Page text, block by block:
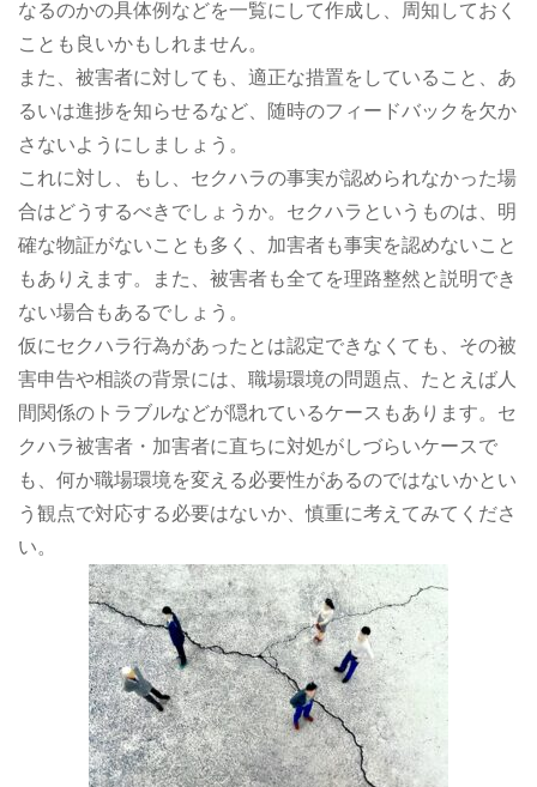
なるのかの具体例などを一覧にして作成し、周知しておく
ことも良いかもしれません。
また、被害者に対しても、適正な措置をしていること、あ
るいは進捗を知らせるなど、随時のフィードバックを欠か
さないようにしましょう。
これに対し、もし、セクハラの事実が認められなかった場
合はどうするべきでしょうか。セクハラというものは、明
確な物証がないことも多く、加害者も事実を認めないこと
もありえます。また、被害者も全てを理路整然と説明でき
ない場合もあるでしょう。
仮にセクハラ行為があったとは認定できなくても、その被
害申告や相談の背景には、職場環境の問題点、たとえば人
間関係のトラブルなどが隠れているケースもあります。セ
クハラ被害者・加害者に直ちに対処がしづらいケースで
も、何か職場環境を変える必要性があるのではないかとい
う観点で対応する必要はないか、慎重に考えてみてくださ
い。